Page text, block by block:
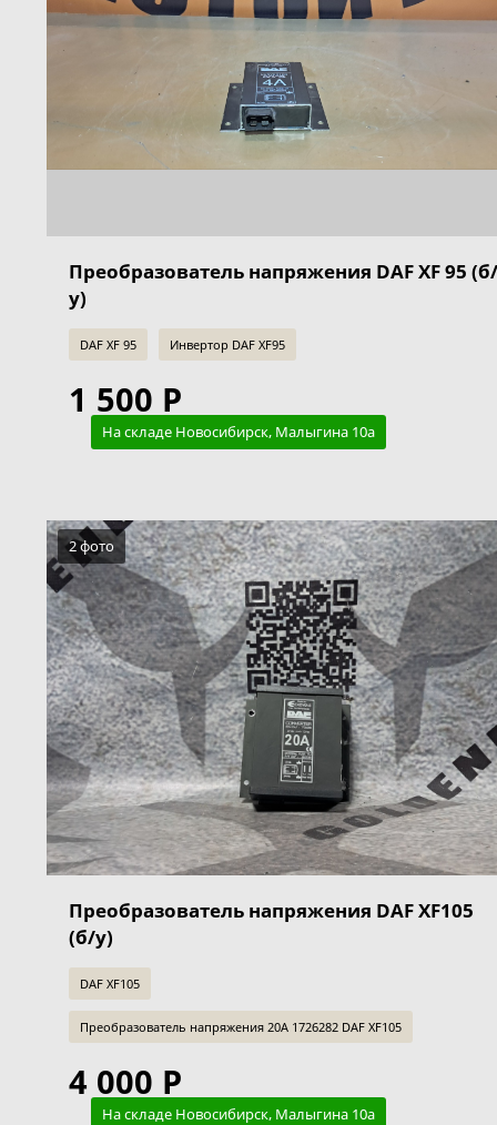
Преобразователь напряжения DAF XF 95 (б/
у)
DAF XF 95 Инвертор DAF XF95
1 500 Р
На складе Новосибирск, Малыгина 10а
2 фото
Преобразователь напряжения DAF XF105
(б/у)
DAF XF105
Преобразователь напряжения 20A 1726282 DAF XF105
4 000 Р
На складе Новосибирск, Малыгина 10а